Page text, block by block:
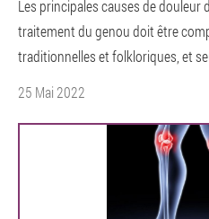
Les principales causes de
traitement du genou doit être
traditionnelles et folkloriques, et
25 Mai 2022